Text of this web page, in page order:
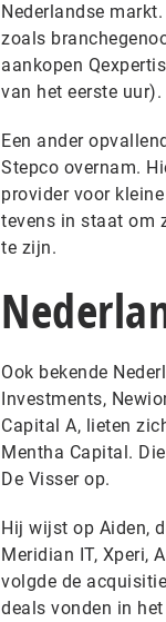
Nederlandse
zoals
aankopen
van het eerste uur).
Een ander
Stepco overnam.
provider voor
tevens in staat om
te zijn.
Ook bekende
Investments,
Capital A, lieten
Mentha Capital.
De Visser op.
Hij wijst op Aiden,
Meridian IT, Xperi,
volgde de
deals vonden in